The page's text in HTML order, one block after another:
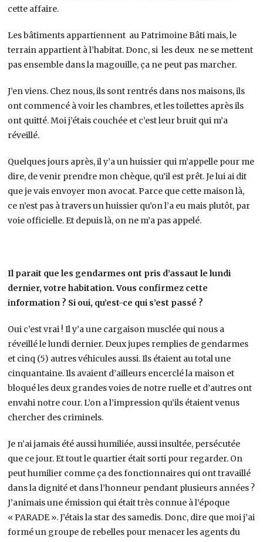
cette affaire.
Les bâtiments appartiennent au Patrimoine Bâti mais, le
terrain appartient à l’habitat. Donc, si les deux ne se mettent
pas ensemble dans la magouille, ça ne peut pas marcher.
J’en viens. Chez nous, ils sont rentrés dans nos maisons, ils
ont commencé à voir les chambres, et les toilettes après ils
ont quitté. Moi j’étais couchée et c’est leur bruit qui m’a
réveillé.
Quelques jours après, il y’a un huissier qui m’appelle pour me
dire, de venir prendre mon chèque, qu’il est prêt. Je lui ai dit
que je vais envoyer mon avocat. Parce que cette maison là,
ce n’est pas à travers un huissier qu’on l’a eu mais plutôt, par
voie officielle. Et depuis là, on ne m’a pas appelé.
Il parait que les gendarmes ont pris d’assaut le lundi
dernier, votre habitation. Vous confirmez cette
information ? Si oui, qu’est-ce qui s’est passé ?
Oui c’est vrai ! Il y’a une cargaison musclée qui nous a
réveillé le lundi dernier. Deux jupes remplies de gendarmes
et cinq (5) autres véhicules aussi. Ils étaient au total une
cinquantaine. Ils avaient d’ailleurs encerclé la maison et
bloqué les deux grandes voies de notre ruelle et d’autres ont
envahi notre cour. L’on a l’impression qu’ils étaient venus
chercher des criminels.
Je n’ai jamais été aussi humiliée, aussi insultée, persécutée
que ce jour. Et tout le quartier était sorti pour regarder. On
peut humilier comme ça des fonctionnaires qui ont travaillé
dans la dignité et dans l’honneur pendant plusieurs années ?
J’animais une émission qui était très connue à l’époque
« PARADE ». J’étais la star des samedis. Donc, dire que moi j’ai
formé un groupe de rebelles pour menacer les agents du